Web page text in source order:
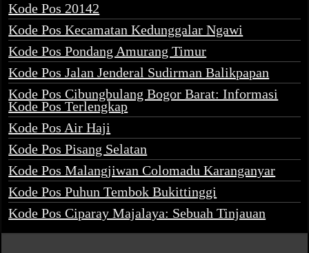
Kode Pos 20142
Kode Pos Kecamatan Kedunggalar Ngawi
Kode Pos Pondang Amurang Timur
Kode Pos Jalan Jenderal Sudirman Balikpapan
Kode Pos Cibungbulang Bogor Barat: Informasi
Kode Pos Terlengkap
Kode Pos Air Haji
Kode Pos Pisang Selatan
Kode Pos Malangjiwan Colomadu Karanganyar
Kode Pos Puhun Tembok Bukittinggi
Kode Pos Ciparay Majalaya: Sebuah Tinjauan